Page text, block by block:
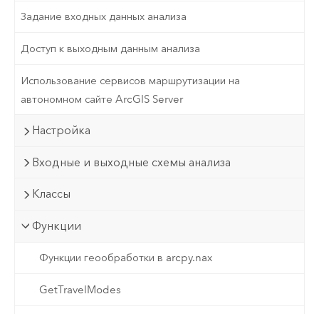
Задание входных данных анализа
Доступ к выходным данным анализа
Использование сервисов маршрутизации на
автономном сайте ArcGIS Server
Настройка
Входные и выходные схемы анализа
Классы
Функции
Функции геообработки в arcpy.nax
GetTravelModes